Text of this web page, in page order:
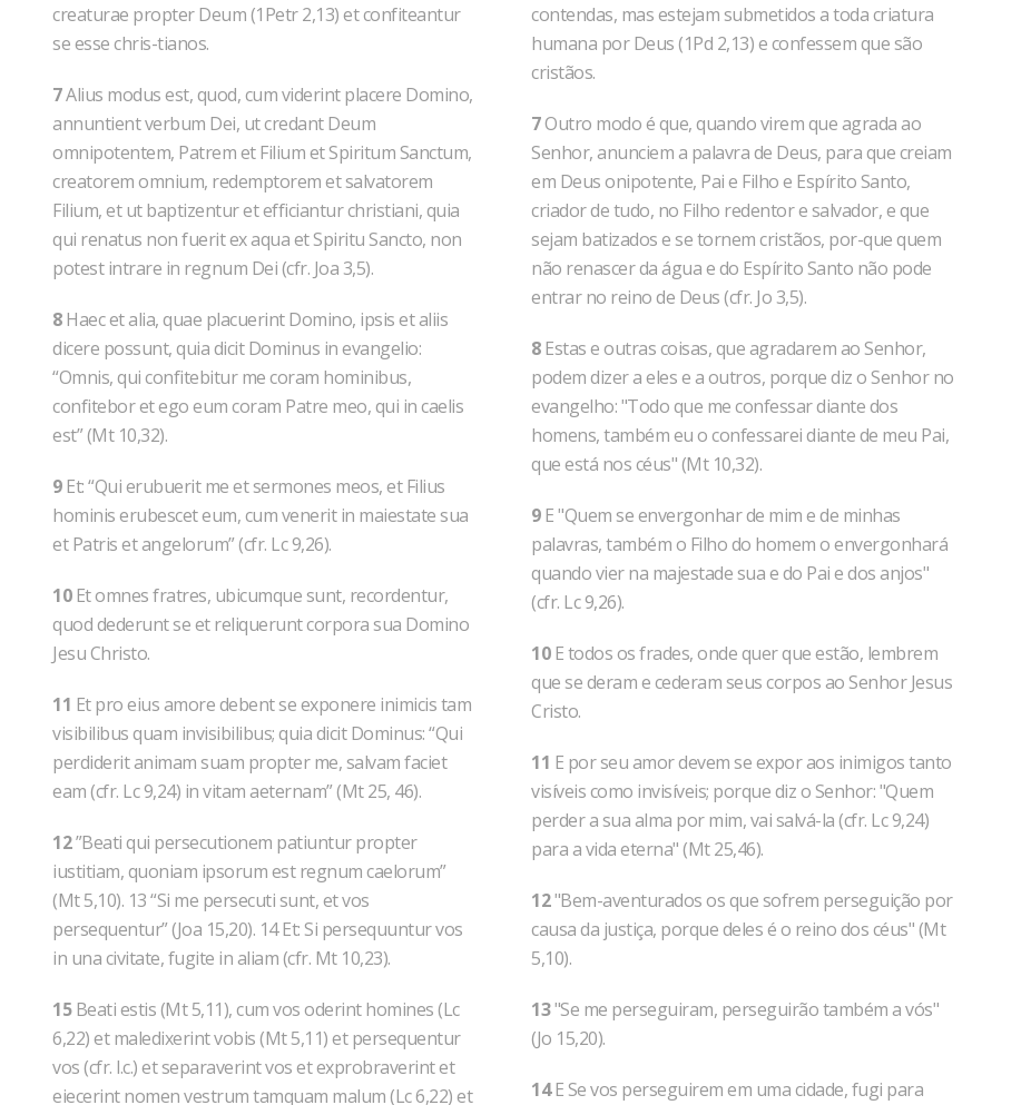
creaturae propter Deum (1Petr 2,13) et confiteantur
se esse chris-tianos.
7Alius modus est, quod, cum viderint placere Domino,
annuntient verbum Dei, ut credant Deum
omnipotentem, Patrem et Filium et Spiritum Sanctum,
creatorem omnium, redemptorem et salvatorem
Filium, et ut baptizentur et efficiantur christiani, quia
qui renatus non fuerit ex aqua et Spiritu Sancto, non
potest intrare in regnum Dei (cfr. Joa 3,5).
8Haec et alia, quae placuerint Domino, ipsis et aliis
dicere possunt, quia dicit Dominus in evangelio:
“Omnis, qui confitebitur me coram hominibus,
confitebor et ego eum coram Patre meo, qui in caelis
est” (Mt 10,32).
9Et: “Qui erubuerit me et sermones meos, et Filius
hominis erubescet eum, cum venerit in maiestate sua
et Patris et angelorum” (cfr. Lc 9,26).
10Et omnes fratres, ubicumque sunt, recordentur,
quod dederunt se et reliquerunt corpora sua Domino
Jesu Christo.
11 Et pro eius amore debent se exponere inimicis tam
visibilibus quam invisibilibus; quia dicit Dominus: “Qui
perdiderit animam suam propter me, salvam faciet
eam (cfr. Lc 9,24) in vitam aeternam” (Mt 25, 46).
12”Beati qui persecutionem patiuntur propter
iustitiam, quoniam ipsorum est regnum caelorum”
(Mt 5,10). 13 “Si me persecuti sunt, et vos
persequentur” (Joa 15,20). 14 Et: Si persequuntur vos
in una civitate, fugite in aliam (cfr. Mt 10,23).
15Beati estis (Mt 5,11), cum vos oderint homines (Lc
6,22) et maledixerint vobis (Mt 5,11) et persequentur
vos (cfr. l.c.) et separaverint vos et exprobraverint et
eiecerint nomen vestrum tamquam malum (Lc 6,22) et
contendas, mas estejam submetidos a toda criatura
humana por Deus (1Pd 2,13) e confessem que são
cristãos.
7Outro modo é que, quando virem que agrada ao
Senhor, anunciem a palavra de Deus, para que creiam
em Deus onipotente, Pai e Filho e Espírito Santo,
criador de tudo, no Filho redentor e salvador, e que
sejam batizados e se tornem cristãos, por-que quem
não renascer da água e do Espírito Santo não pode
entrar no reino de Deus (cfr. Jo 3,5).
8Estas e outras coisas, que agradarem ao Senhor,
podem dizer a eles e a outros, porque diz o Senhor no
evangelho: "Todo que me confessar diante dos
homens, também eu o confessarei diante de meu Pai,
que está nos céus" (Mt 10,32).
9E "Quem se envergonhar de mim e de minhas
palavras, também o Filho do homem o envergonhará
quando vier na majestade sua e do Pai e dos anjos"
(cfr. Lc 9,26).
10E todos os frades, onde quer que estão, lembrem
que se deram e cederam seus corpos ao Senhor Jesus
Cristo.
11 E por seu amor devem se expor aos inimigos tanto
visíveis como invisíveis; porque diz o Senhor: "Quem
perder a sua alma por mim, vai salvá-la (cfr. Lc 9,24)
para a vida eterna" (Mt 25,46).
12"Bem-aventurados os que sofrem perseguição por
causa da justiça, porque deles é o reino dos céus" (Mt
5,10).
13"Se me perseguiram, perseguirão também a vós"
(Jo 15,20).
14E Se vos perseguirem em uma cidade, fugi para